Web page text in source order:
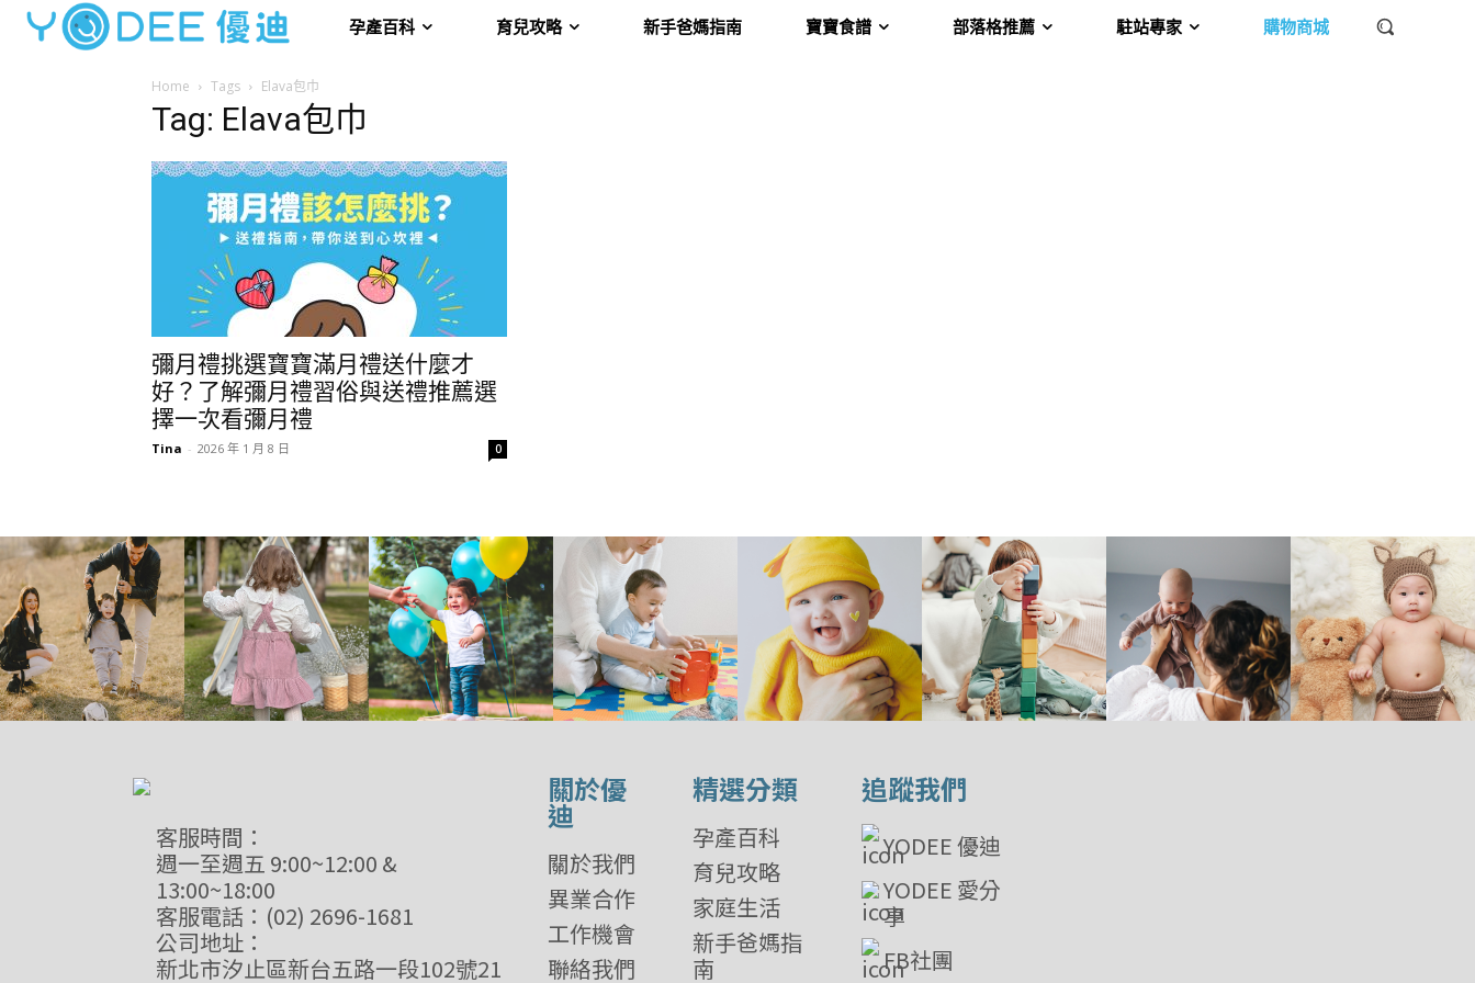
孕產百科 育兒攻略 新手爸媽指南 寶寶食譜 部落格推薦 駐站專家 購物商城
Home Tags Elava包巾
Tag: Elava包巾
彌月禮挑選寶寶滿月禮送什麼才
好？了解彌月禮習俗與送禮推薦選
擇一次看彌月禮
Tina - 2026 年 1 月 8 日 0
客服時間：
週一至週五 9:00~12:00 &
13:00~18:00
客服電話：(02) 2696-1681
公司地址：
新北市汐止區新台五路一段102號21
關於優
迪
關於我們
異業合作
工作機會
聯絡我們
精選分類
孕產百科
育兒攻略
家庭生活
新手爸媽指
南
追蹤我們
YODEE 優迪
YODEE 愛分
享
FB社團